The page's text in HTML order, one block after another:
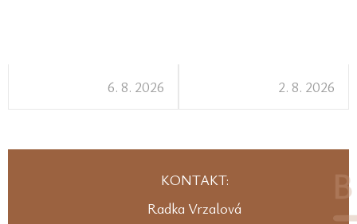
6. 8. 2026 2. 8. 2026
KONTAKT:
Radka Vrzalová